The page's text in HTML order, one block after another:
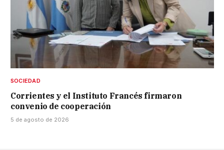
SOCIEDAD
Corrientes y el Instituto Francés firmaron
convenio de cooperación
5 de agosto de 2026